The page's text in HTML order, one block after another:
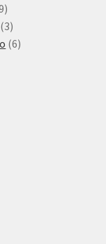
9
produktů
33
produkty
66